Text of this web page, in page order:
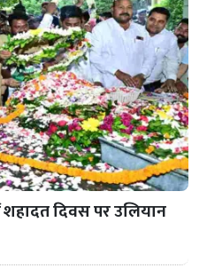
शहादत दिवस पर उलियान